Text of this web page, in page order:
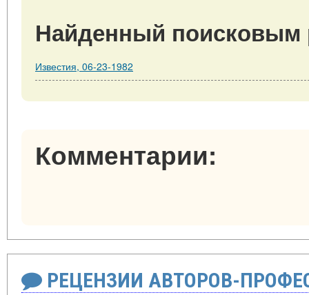
Найденный поисковым
Известия, 06-23-1982
Комментарии:
РЕЦЕНЗИИ АВТОРОВ-